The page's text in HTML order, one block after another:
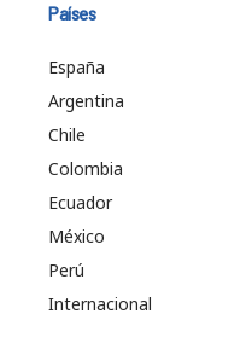
Países
España
Argentina
Chile
Colombia
Ecuador
México
Perú
Internacional